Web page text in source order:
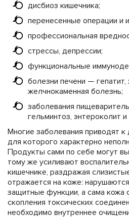
дисбиоз кишечника;
перенесенные операции и
профессиональная
стрессы, депрессии;
функциональные
болезни печени — гепатит,
желчнокаменная болезнь;
заболевания
гельминтоз, энтероколит и
Многие заболевания приводят к
для которого характерно
Продукты сами по себе могут
тому же усиливают
кишечнике, раздражая
отражается на коже:
защитные функции, а сама кожа
скопления токсических
необходимо внутреннее